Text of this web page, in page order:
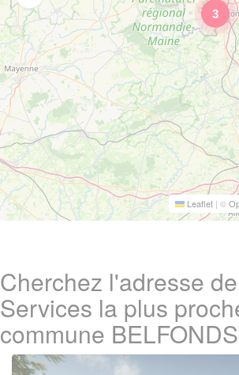
3
Leaflet | ©
Cherchez l'adresse
Services la plus
commune